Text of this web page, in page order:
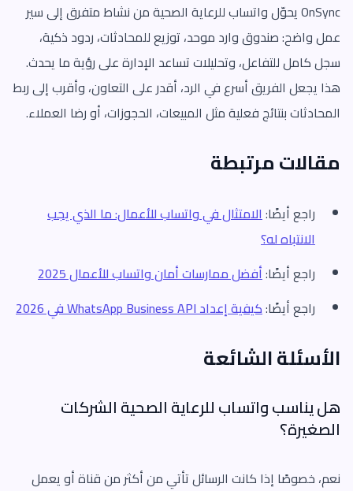
OnSync يحوّل واتساب للرعاية الصحية من نشاط متفرق إلى سير
عمل واضح: صندوق وارد موحد، توزيع للمحادثات، ردود ذكية،
سجل كامل للتفاعل، وتحليلات تساعد الإدارة على رؤية ما يحدث.
هذا يجعل الفريق أسرع في الرد، أقدر على التعاون، وأقرب إلى ربط
المحادثات بنتائج فعلية مثل المبيعات، الحجوزات، أو رضا العملاء.
مقالات مرتبطة
راجع أيضًا:الامتثال في واتساب للأعمال: ما الذي يجب
الانتباه له؟
راجع أيضًا:أفضل ممارسات أمان واتساب للأعمال 2025
راجع أيضًا:كيفية إعداد WhatsApp Business API في 2026
الأسئلة الشائعة
هل يناسب واتساب للرعاية الصحية الشركات
الصغيرة؟
نعم، خصوصًا إذا كانت الرسائل تأتي من أكثر من قناة أو يعمل